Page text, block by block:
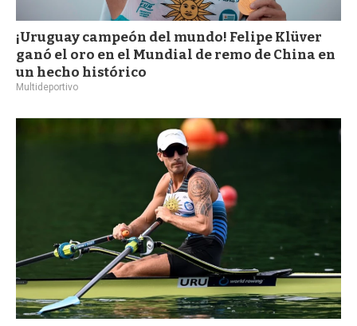
¡Uruguay campeón del mundo! Felipe Klüver
ganó el oro en el Mundial de remo de China en
un hecho histórico
Multideportivo